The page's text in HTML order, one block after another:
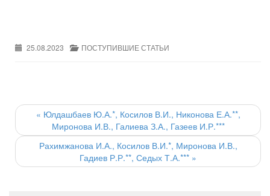
25.08.2023 ПОСТУПИВШИЕ СТАТЬИ
Post
navigation
« Юлдашбаев Ю.А.*, Косилов В.И., Никонова Е.А.**,
Миронова И.В., Галиева З.А., Газеев И.Р.***
Рахимжанова И.А., Косилов В.И.*, Миронова И.В.,
Гадиев Р.Р.**, Седых Т.А.*** »